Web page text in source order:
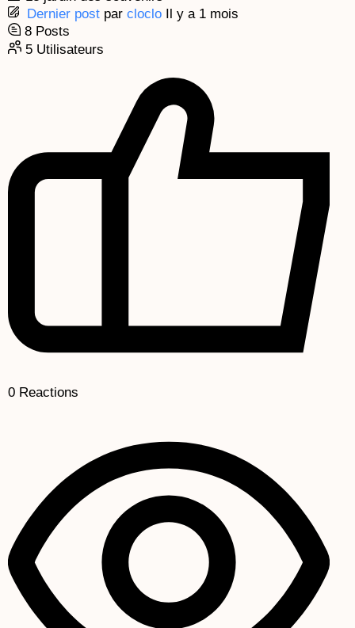
Dernier post par cloclo Il y a 1 mois
8 Posts
5 Utilisateurs
0 Reactions